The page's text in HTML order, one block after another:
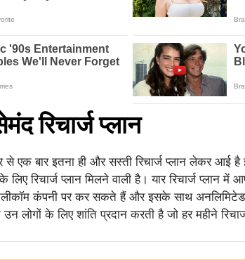
रिचार्ज प्लान
एक बार इतना ही और सस्ती रिचार्ज प्लान लेकर आई है
रिचार्ज प्लान मिलने वाली है। यार रिचार्ज प्लान में
कंपनी पर कर सकते हैं और इसके साथ अनलिमिटेड
उन लोगों के लिए शांति प्रदान करती है जो हर महीने